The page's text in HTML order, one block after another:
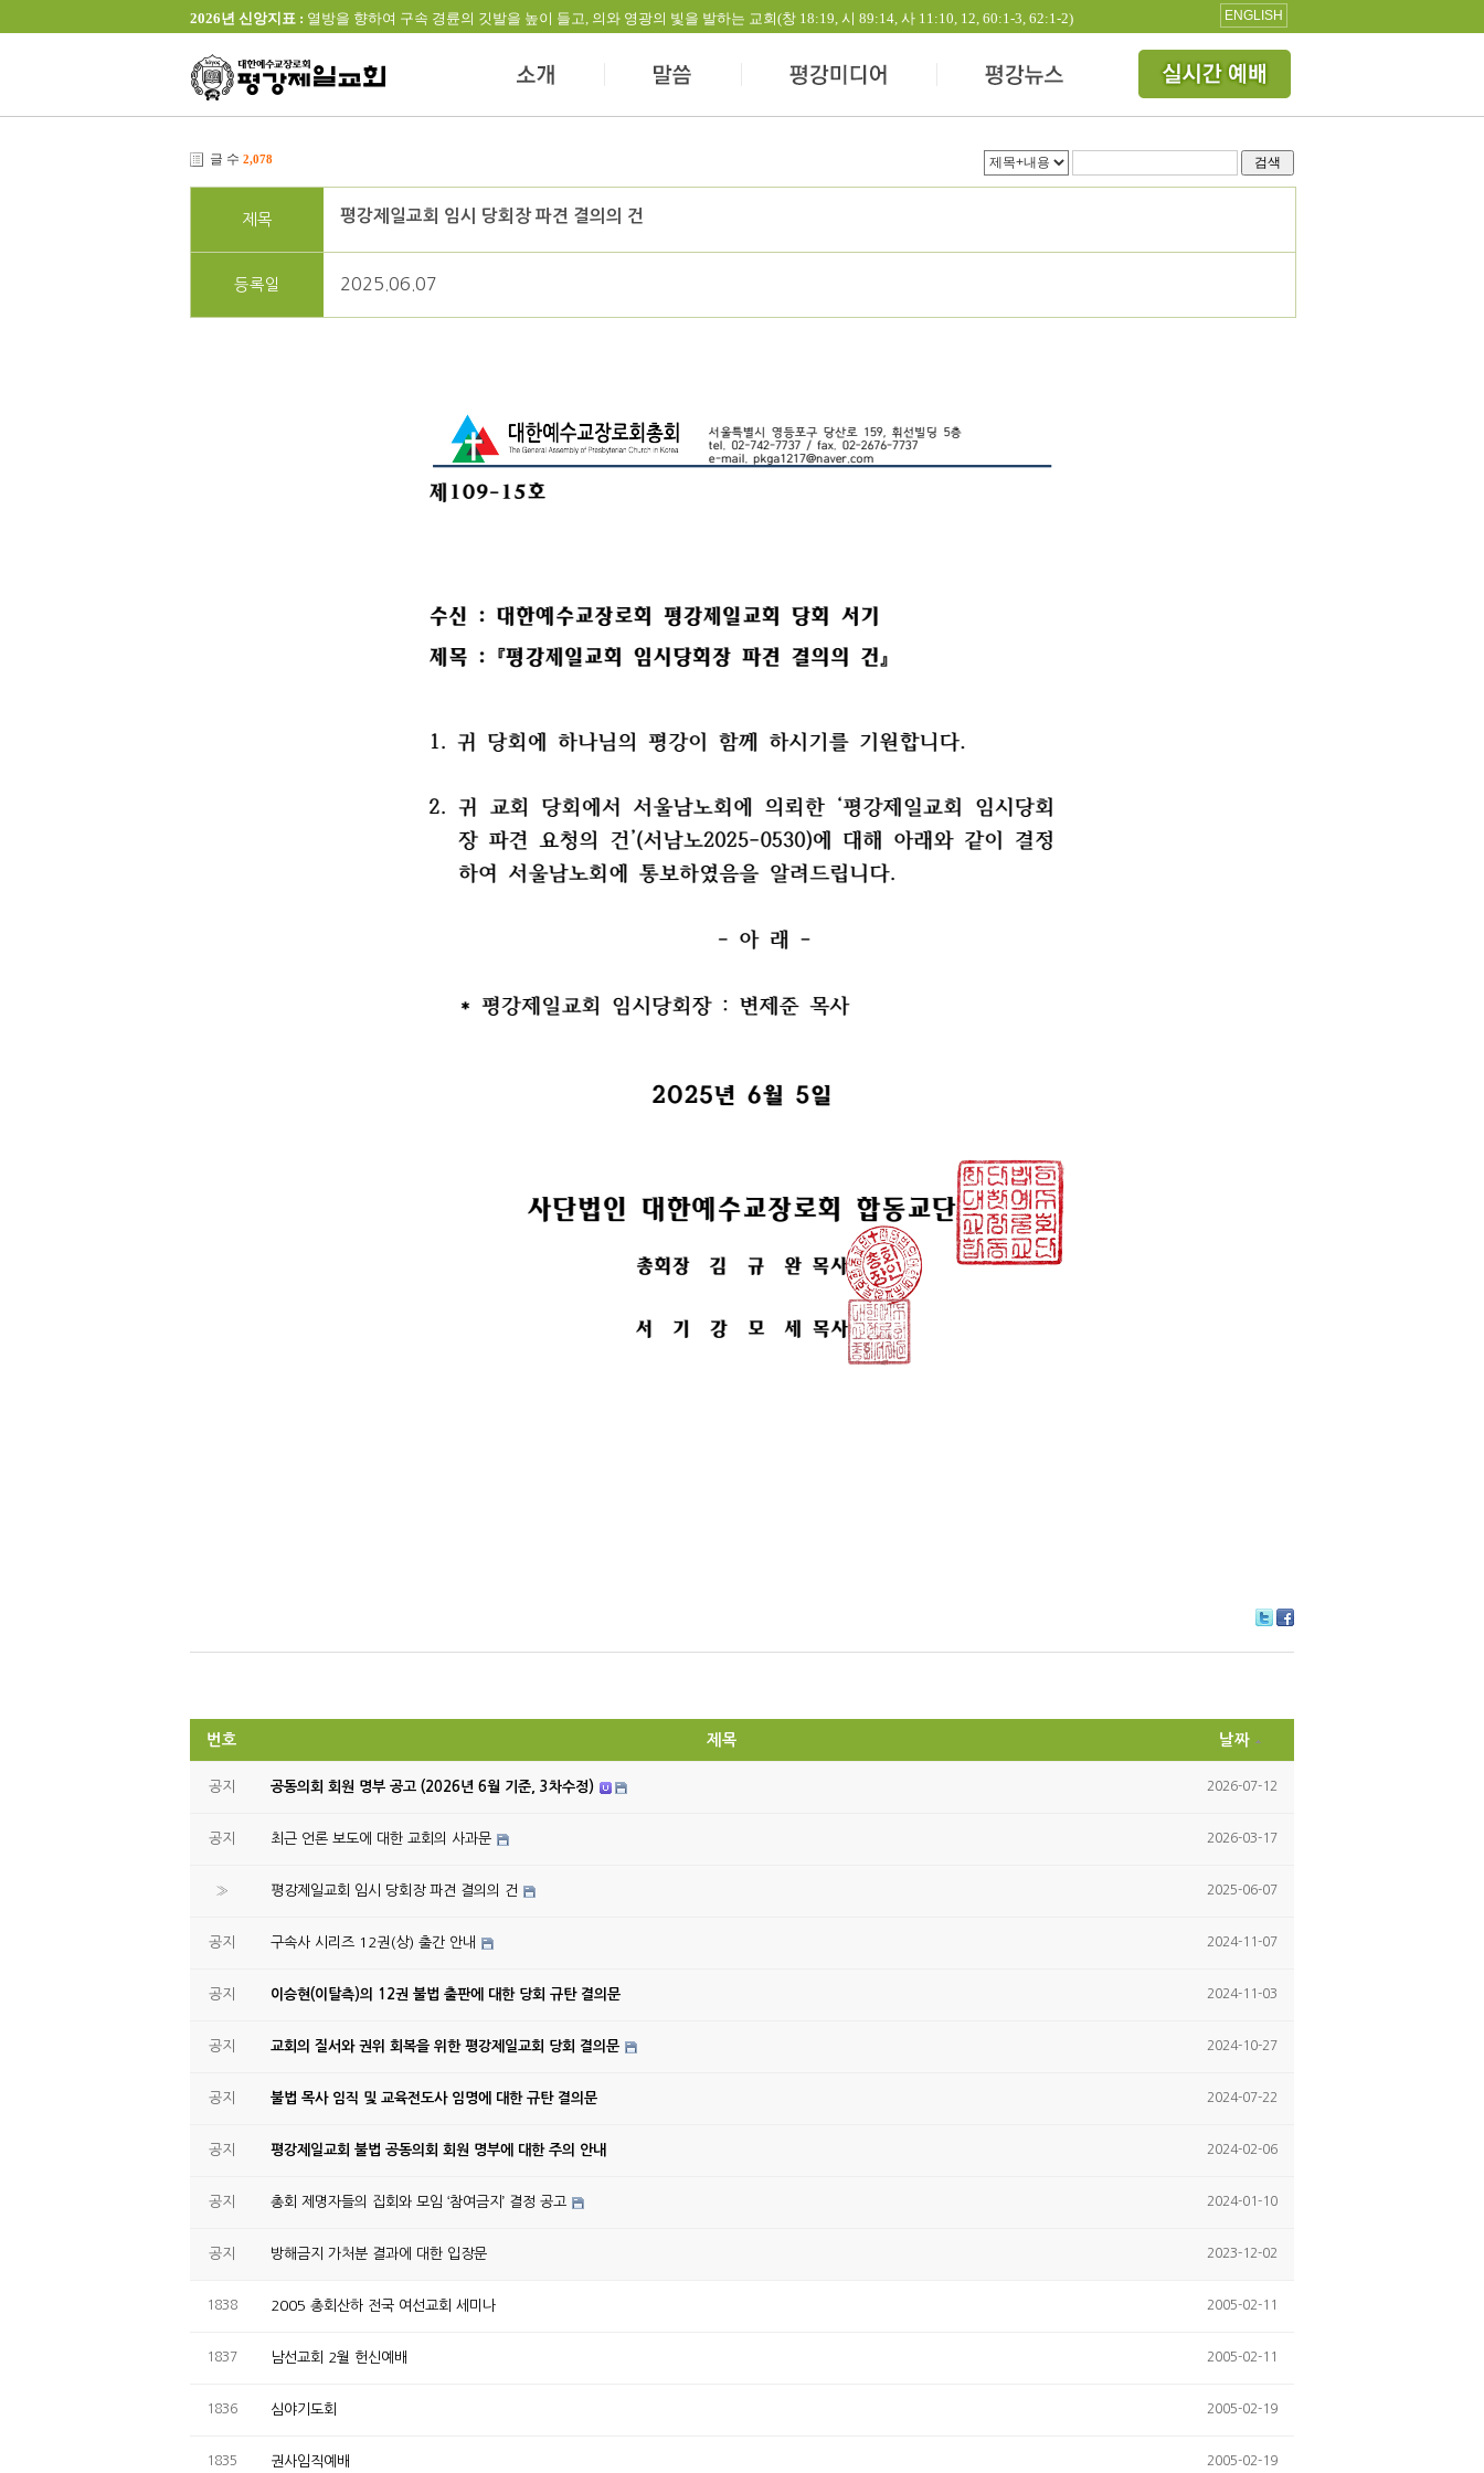
2026년 신앙지표 : 열방을 향하여 구속 경륜의 깃발을 높이 들고, 의와 영광의 빛을 발하는 교회(창 18:19, 시 89:14, 사 11:10, 12, 60:1-3, 62:1-2) ENGLISH
글 수 2,078 검색
제목 평강제일교회 임시 당회장 파견 결의의 건
등록일 2025.06.07
itte ce
번호 제목 날짜
공지 공동의회 회원 명부 공고 (2026년 6월 기준, 3차수정) 2026-07-12
공지 최근 언론 보도에 대한 교회의 사과문 2026-03-17
» 평강제일교회 임시 당회장 파견 결의의 건 2025-06-07
공지 구속사 시리즈 12권(상) 출간 안내 2024-11-07
공지 이승현(이탈측)의 12권 불법 출판에 대한 당회 규탄 결의문 2024-11-03
공지 교회의 질서와 권위 회복을 위한 평강제일교회 당회 결의문 2024-10-27
공지 불법 목사 임직 및 교육전도사 임명에 대한 규탄 결의문 2024-07-22
공지 평강제일교회 불법 공동의회 회원 명부에 대한 주의 안내 2024-02-06
공지 총회 제명자들의 집회와 모임 ‘참여금지’ 결정 공고 2024-01-10
공지 방해금지 가처분 결과에 대한 입장문 2023-12-02
1838 2005 총회산하 전국 여선교회 세미나 2005-02-11
1837 남선교회 2월 헌신예배 2005-02-11
1836 심야기도회 2005-02-19
1835 권사임직예배 2005-02-19